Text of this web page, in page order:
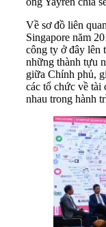
Về sơ đồ liên
Singapore năm
công ty ở đây lên
những thành tựu
giữa Chính phủ,
các tổ chức về tài
nhau trong hành